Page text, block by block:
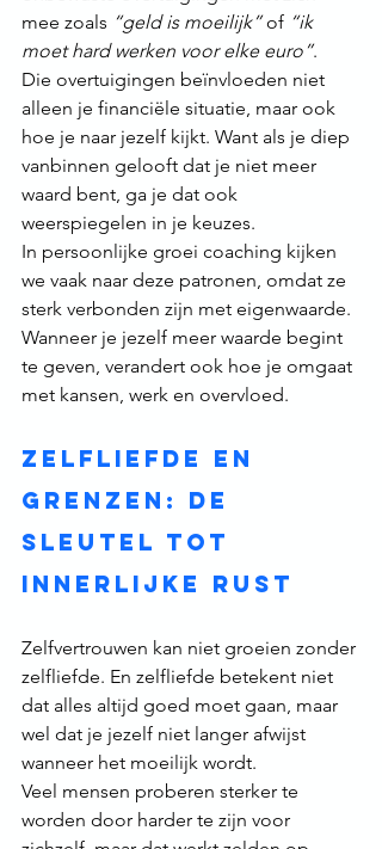
mee zoals “geld is moeilijk” of “ik
moet hard werken voor elke euro”.
Die overtuigingen beïnvloeden niet
alleen je financiële situatie, maar ook
hoe je naar jezelf kijkt. Want als je diep
vanbinnen gelooft dat je niet meer
waard bent, ga je dat ook
weerspiegelen in je keuzes.
In persoonlijke groei coaching kijken
we vaak naar deze patronen, omdat ze
sterk verbonden zijn met eigenwaarde.
Wanneer je jezelf meer waarde begint
te geven, verandert ook hoe je omgaat
met kansen, werk en overvloed.
Zelfliefde en
grenzen: de
sleutel tot
innerlijke rust
Zelfvertrouwen kan niet groeien zonder
zelfliefde. En zelfliefde betekent niet
dat alles altijd goed moet gaan, maar
wel dat je jezelf niet langer afwijst
wanneer het moeilijk wordt.
Veel mensen proberen sterker te
worden door harder te zijn voor